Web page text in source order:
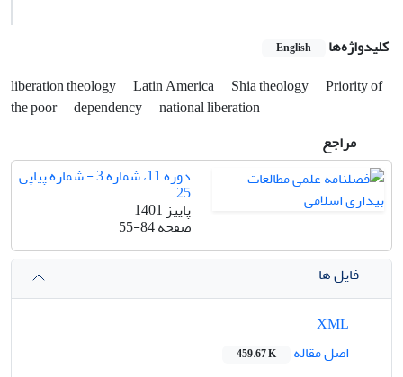
کلیدواژه‌ها English
liberation‌ theology Latin America Shia theology
Priority of
the poor dependency
national liberation
مراجع
دوره 11، شماره 3 - شماره پیاپی
25
پاییز 1401
صفحه55-84
فایل ها
اصل مقاله
459.67 K